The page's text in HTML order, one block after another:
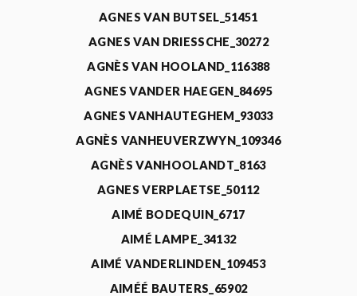
AGNES VAN BUTSEL_51451
AGNES VAN DRIESSCHE_30272
AGNÈS VAN HOOLAND_116388
AGNES VANDER HAEGEN_84695
AGNES VANHAUTEGHEM_93033
AGNÈS VANHEUVERZWYN_109346
AGNÈS VANHOOLANDT_8163
AGNES VERPLAETSE_50112
AIMÉ BODEQUIN_6717
AIMÉ LAMPE_34132
AIMÉ VANDERLINDEN_109453
AIMÉÉ BAUTERS_65902